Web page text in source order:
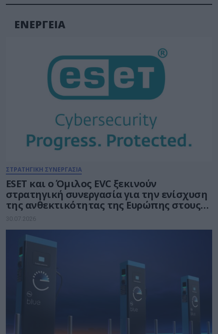
ΕΝΕΡΓΕΙΑ
ΣΤΡΑΤΗΓΙΚΗ ΣΥΝΕΡΓΑΣΙΑ
ESET και ο Όμιλος EVC ξεκινούν
στρατηγική συνεργασία για την ενίσχυση
της ανθεκτικότητας της Ευρώπης στους
τομείς κυβερνοασφάλειας και ενέργειας
30.07.2026